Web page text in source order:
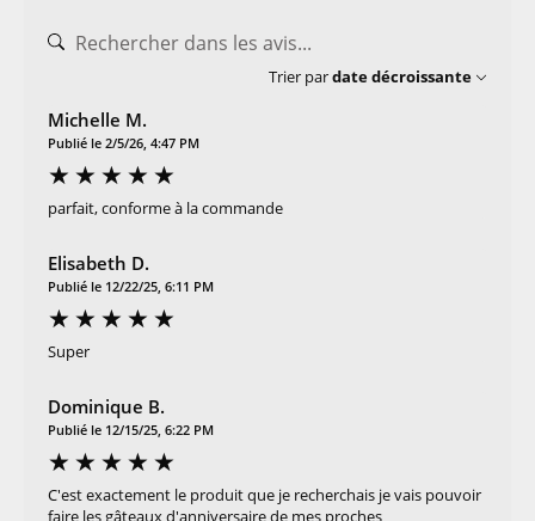
Trier pardate décroissante
Michelle M.
Publié le 2/5/26, 4:47 PM
parfait, conforme à la commande
Elisabeth D.
Publié le 12/22/25, 6:11 PM
Super
Dominique B.
Publié le 12/15/25, 6:22 PM
C'est exactement le produit que je recherchais je vais pouvoir
faire les gâteaux d'anniversaire de mes proches